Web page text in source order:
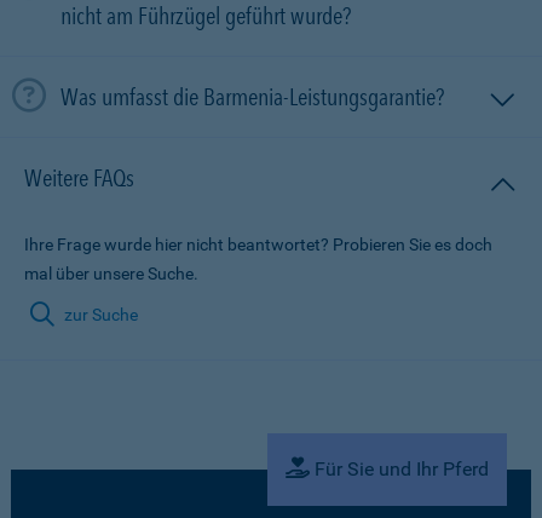
nicht am Führzügel geführt wurde?
Was umfasst die Barmenia-Leistungsgarantie?
Weitere FAQs
Ihre Frage wurde hier nicht beantwortet? Probieren Sie es doch
mal über unsere Suche.
zur Suche
Für Sie und Ihr Pferd